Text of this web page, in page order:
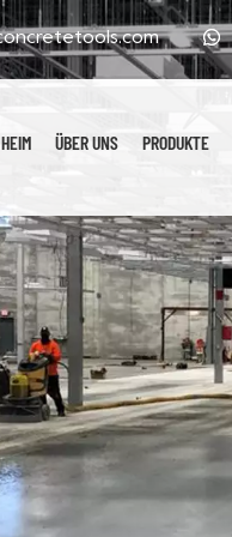
HEIM ÜBER UNS PRODUKTE